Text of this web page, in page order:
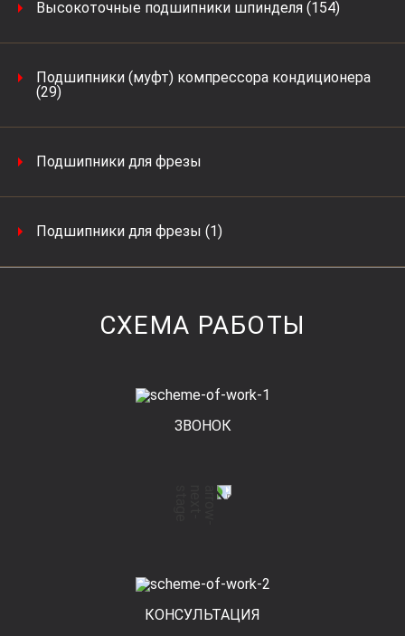
Высокоточные подшипники шпинделя (154)
Подшипники (муфт) компрессора кондиционера
(29)
Подшипники для фрезы
Подшипники для фрезы (1)
СХЕМА РАБОТЫ
ЗВОНОК
КОНСУЛЬТАЦИЯ